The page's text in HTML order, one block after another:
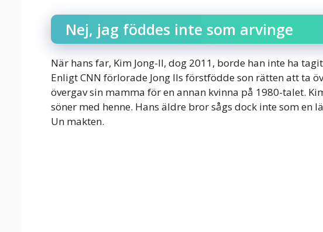
Nej, jag föddes inte som arvinge
När hans far, Kim Jong-Il, dog 2011, borde han inte ha
Enligt CNN förlorade Jong Ils förstfödde son rätten att ta
övergav sin mamma för en annan kvinna på 1980-talet.
söner med henne. Hans äldre bror sågs dock inte som en
Un makten.